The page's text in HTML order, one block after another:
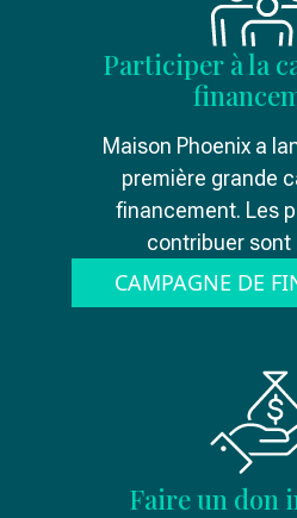
Participer à la
Maison Phoenix a
première grande
financement. Les
contribuer sont
CAMPAGNE DE
Faire un don